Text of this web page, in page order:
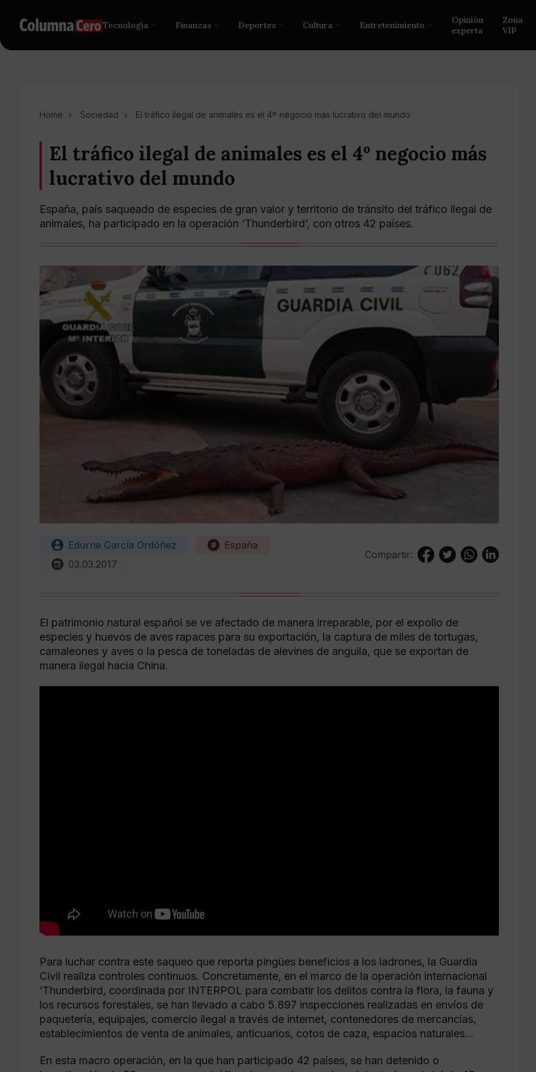
Tecnología Finanzas Deportes Cultura Entretenimiento
Opinión
experta
Zona
VIP
Home Sociedad El tráfico ilegal de animales es el 4º negocio más lucrativo del mundo
El tráfico ilegal de animales es el 4º negocio más
lucrativo del mundo
España, país saqueado de especies de gran valor y territorio de tránsito del tráfico ilegal de
animales, ha participado en la operación ‘Thunderbird’, con otros 42 países.
Edurne García Ordóñez
España
03.03.2017
Compartir:
El patrimonio natural español se ve afectado de manera irreparable, por el expolio de
especies y huevos de aves rapaces para su exportación, la captura de miles de tortugas,
camaleones y aves o la pesca de toneladas de alevines de anguila, que se exportan de
manera ilegal hacia China.
Para luchar contra este saqueo que reporta pingües beneficios a los ladrones, la Guardia
Civil realiza controles continuos. Concretamente, en el marco de la operación internacional
‘Thunderbird, coordinada por INTERPOL para combatir los delitos contra la flora, la fauna y
los recursos forestales, se han llevado a cabo 5.897 inspecciones realizadas en envíos de
paquetería, equipajes, comercio ilegal a través de internet, contenedores de mercancías,
establecimientos de venta de animales, anticuarios, cotos de caza, espacios naturales…
En esta macro operación, en la que han participado 42 países, se han detenido o